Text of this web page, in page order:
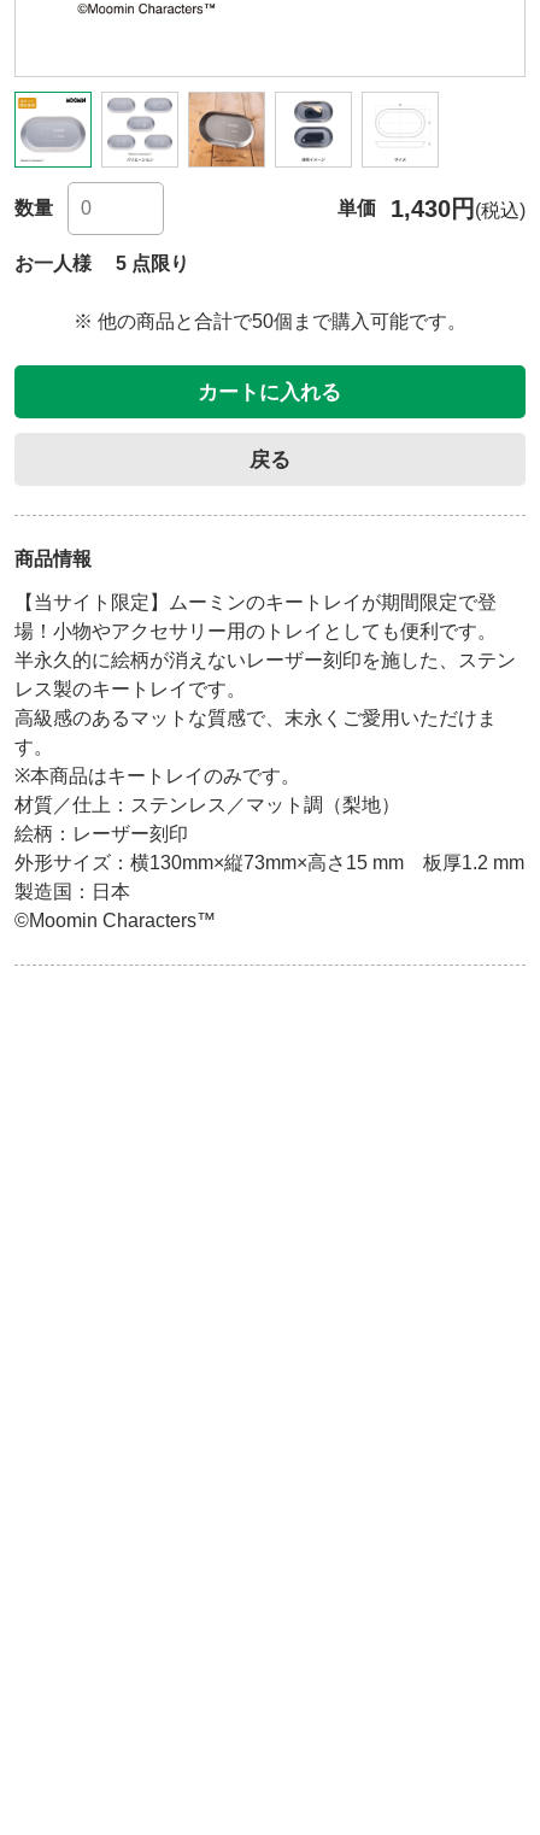
数量 単価 1,430円 (税込)
お一人様 5 点限り
※ 他の商品と合計で50個まで購入可能です。
カートに入れる
戻る
商品情報
【当サイト限定】ムーミンのキートレイが期間限定で登
場！小物やアクセサリー用のトレイとしても便利です。
半永久的に絵柄が消えないレーザー刻印を施した、ステン
レス製のキートレイです。
高級感のあるマットな質感で、末永くご愛用いただけま
す。
※本商品はキートレイのみです。
材質／仕上：ステンレス／マット調（梨地）
絵柄：レーザー刻印
外形サイズ：横130mm×縦73mm×高さ15 mm　板厚1.2 mm
製造国：日本
©Moomin Characters™